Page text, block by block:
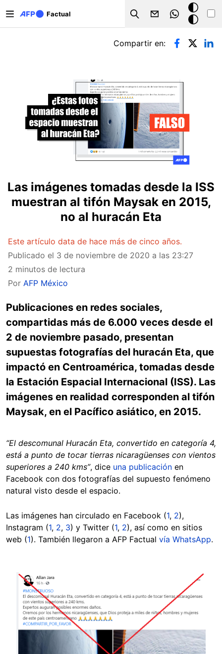
Factual
Search
Modo
oscuro
Solapas principales
Compartir en:
Las imágenes tomadas desde la ISS
muestran al tifón Maysak en 2015,
no al huracán Eta
Este artículo data de hace más de cinco años.
Publicado el 3 de noviembre de 2020 a las 23:27
2 minutos de lectura
Por AFP México
Publicaciones en redes sociales,
compartidas más de 6.000 veces desde el
2 de noviembre pasado, presentan
supuestas fotografías del huracán Eta, que
impactó en Centroamérica, tomadas desde
la Estación Espacial Internacional (ISS). Las
imágenes en realidad corresponden al tifón
Maysak, en el Pacífico asiático, en 2015.
“El descomunal Huracán Eta, convertido en categoría 4,
está a punto de tocar tierras nicaragüenses con vientos
superiores a 240 kms”, dice una publicación en
Facebook con dos fotografías del supuesto fenómeno
natural visto desde el espacio.
Las imágenes han circulado en Facebook (1, 2),
Instagram (1, 2, 3) y Twitter (1, 2), así como en sitios
web (1). También llegaron a AFP Factual vía WhatsApp.
Image